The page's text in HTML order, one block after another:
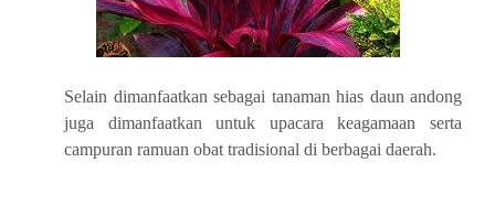
Selain dimanfaatkan sebagai tanaman hias daun andong
juga dimanfaatkan untuk upacara keagamaan serta
campuran ramuan obat tradisional di berbagai daerah.